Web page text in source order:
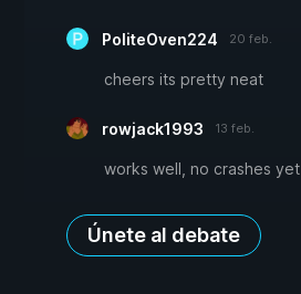
PoliteOven224 20 feb.
cheers its pretty neat
rowjack1993 13 feb.
works well, no crashes yet
Únete al debate